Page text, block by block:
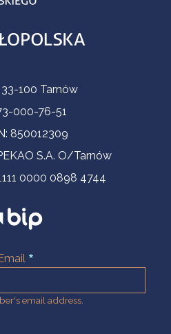
33-100 Tarnów
000-76-51
850012309
S.A. O/Tarnów
0000 0898 4744
email address.